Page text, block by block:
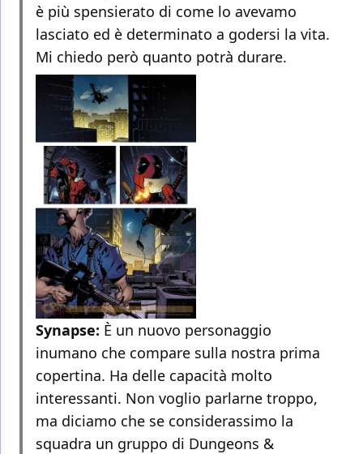
è più spensierato di come lo avevamo
lasciato ed è determinato a godersi la vita.
Mi chiedo però quanto potrà durare.
Synapse: È un nuovo personaggio
inumano che compare sulla nostra prima
copertina. Ha delle capacità molto
interessanti. Non voglio parlarne troppo,
ma diciamo che se considerassimo la
squadra un gruppo di Dungeons &